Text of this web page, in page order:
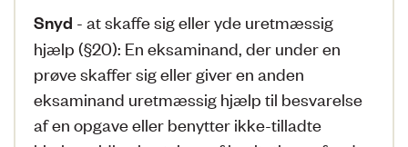
Snyd - at skaffe sig eller yde uretmæssig
hjælp (§20): En eksaminand, der under en
prøve skaffer sig eller giver en anden
eksaminand uretmæssig hjælp til besvarelse
af en opgave eller benytter ikke-tilladte